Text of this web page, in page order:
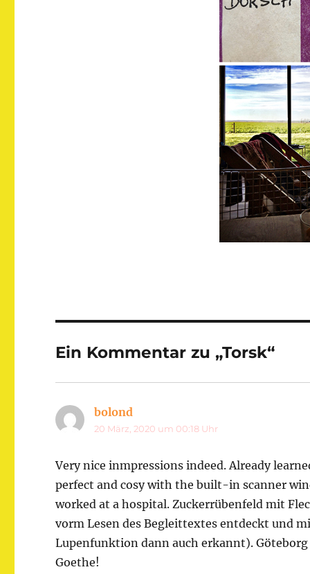
Ein Kommentar zu „Torsk“
bolond
20 März, 2020 um 00:18 Uhr
Very nice inmpressions indeed. Already
perfect and cosy with the built-in scanner
worked at a hospital. Zuckerrübenfeld mit
vorm Lesen des Begleittextes entdeckt und
Lupenfunktion dann auch erkannt).
Goethe!